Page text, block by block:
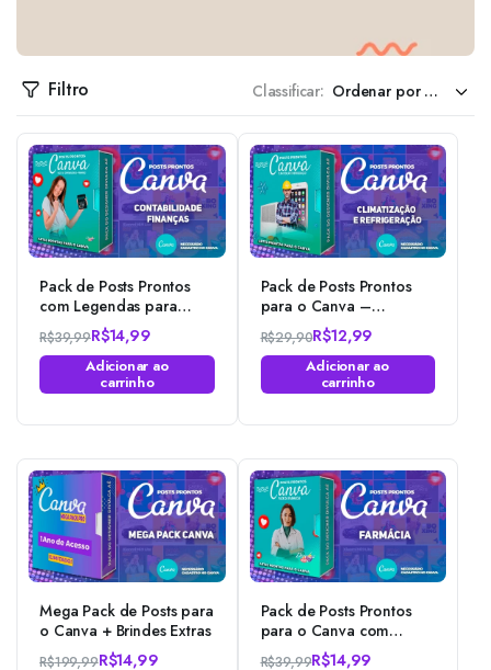
Filtro Classificar:
Pack de Posts Prontos
com Legendas para
Contabilidade no Canva
R$39,99
O
era:
R$14,99
O
é:
Adicionar ao
carrinho
Pack de Posts Prontos
para o Canva –
Climatização e
Refrigeração com
Legendas
R$29,90
O
era:
R$12,99
O
é:
Adicionar ao
carrinho
Mega Pack de Posts para
o Canva + Brindes Extras
R$199,99R$14,99
Pack de Posts Prontos
para o Canva com
Legendas – Farmácia –
R$39,99R$14,99